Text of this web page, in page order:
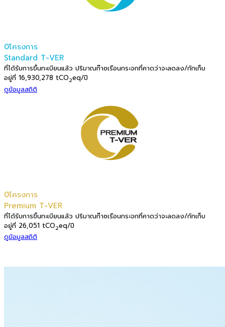
0
Standard T-VER
ที่ได้รับการขึ้นทะเบียนแล้ว ปริมาณก๊าซเรือนกระจกที่คาดว่าจะลดลง/กักเก็บ
อยู่ที่ 16,930,278 tCO2eq/ปี
ดูข้อมูลสถิติ
0
Premium T-VER
ที่ได้รับการขึ้นทะเบียนแล้ว ปริมาณก๊าซเรือนกระจกที่คาดว่าจะลดลง/กักเก็บ
อยู่ที่ 26,051 tCO2eq/ปี
ดูข้อมูลสถิติ